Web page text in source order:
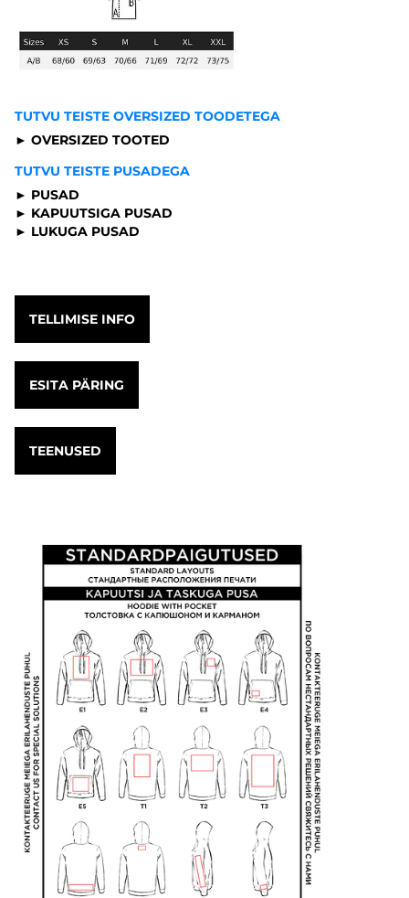
TUTVU TEISTE OVERSIZED TOODETEGA
► OVERSIZED TOOTED
TUTVU TEISTE PUSADEGA
► PUSAD
► KAPUUTSIGA PUSAD
► LUKUGA PUSAD
TELLIMISE INFO
ESITA PÄRING
TEENUSED